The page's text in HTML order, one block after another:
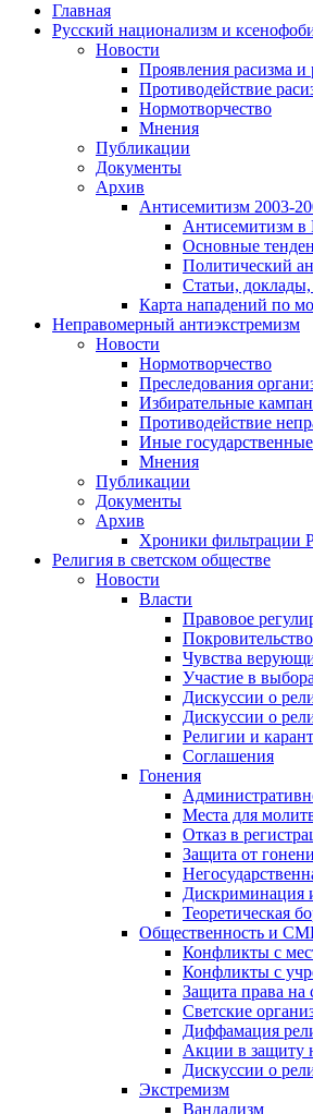
Главная
Русский национализм и
Новости
Проявления расизма и
Противодействие
Нормотворчество
Мнения
Публикации
Документы
Архив
Антисемитизм 2003-
Антисемитизм в
Основные
Политический
Статьи,
Карта нападений по
Неправомерный антиэкстремизм
Новости
Нормотворчество
Преследования
Избирательные
Противодействие
Иные
Мнения
Публикации
Документы
Архив
Хроники фильтрации
Религия в светском обществе
Новости
Власти
Правовое
Чувства
Участие в
Дискуссии о
Дискуссии о
Религии и
Соглашения
Гонения
Места для
Отказ в
Защита от
Дискриминация
Теоретическая
Общественность и
Конфликты с
Конфликты с
Защита права на
Светские
Диффамация
Акции в защиту
Дискуссии о
Экстремизм
Вандализм